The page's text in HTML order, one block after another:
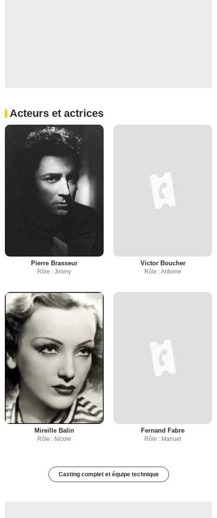
Acteurs et actrices
Pierre Brasseur
Rôle : Jimmy
Victor Boucher
Rôle : Antoine
Mireille Balin
Rôle : Nicole
Fernand Fabre
Rôle : Manuel
Casting complet et équipe technique